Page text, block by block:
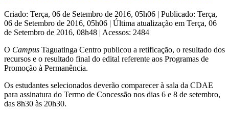
Criado: Terça, 06 de Setembro de 2016, 05h06 | Publicado: Terça,
06 de Setembro de 2016, 05h06 | Última atualização em Terça, 06
de Setembro de 2016, 08h48 | Acessos: 2484
O Campus Taguatinga Centro publicou a retificação, o resultado dos
recursos e o resultado final do edital referente aos Programas de
Promoção à Permanência.
Os estudantes selecionados deverão comparecer à sala da CDAE
para assinatura do Termo de Concessão nos dias 6 e 8 de setembro,
das 8h30 às 20h30.